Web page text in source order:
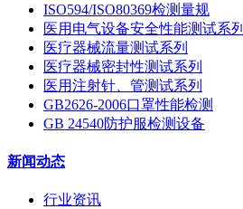
ISO594/ISO80369检测量规
医用电气设备安全性能测试系列
医疗器械流量测试系列
医疗器械密封性测试系列
医用注射针、管测试系列
GB2626-2006口罩性能检测
GB 24540防护服检测设备
新闻动态
行业资讯